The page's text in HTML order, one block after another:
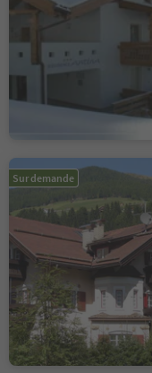
Sur demande